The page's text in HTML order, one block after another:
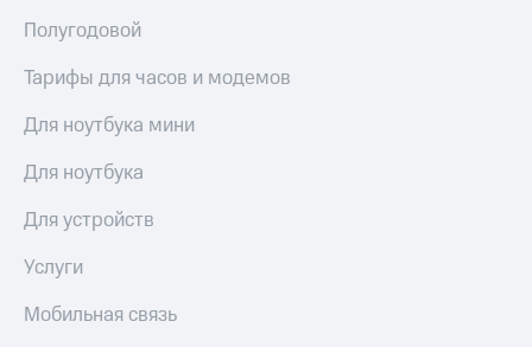
Полугодовой
Тарифы для часов и модемов
Для ноутбука мини
Для ноутбука
Для устройств
Услуги
Мобильная связь